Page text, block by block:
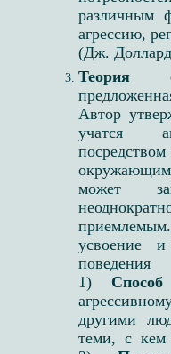
различным
агрессию,
(Дж.
Теория
Автор
учатся
может
усвоение и
1)
другими
теми, с кем